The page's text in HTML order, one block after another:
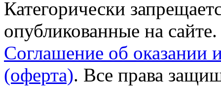
Категорически
опубликованные на сайте.
Соглашение об оказании
(оферта). Все права